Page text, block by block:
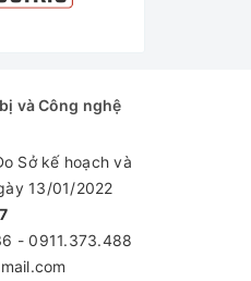
và Công nghệ
Sở kế hoạch và
13/01/2022
-0911.373.488